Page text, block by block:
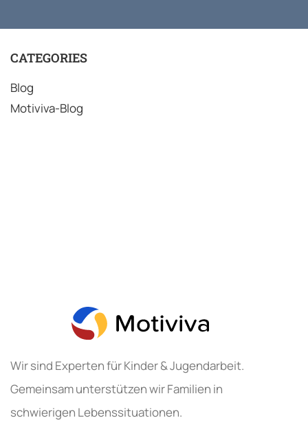
CATEGORIES
Blog
Motiviva-Blog
Wir sind Experten für Kinder & Jugendarbeit.
Gemeinsam unterstützen wir Familien in
schwierigen Lebenssituationen.